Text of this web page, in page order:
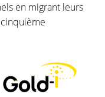
en migrant leurs